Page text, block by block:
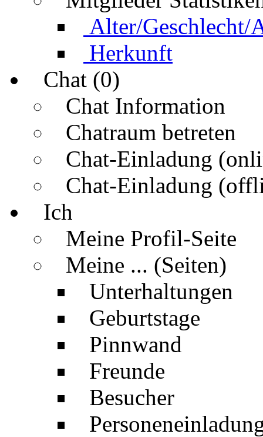
Alter/Geschlecht/
Herkunft
Chat (0)
Chat Information
Chatraum betreten
Chat-Einladung
Chat-Einladung
Ich
Meine Profil-Seite
Meine ... (Seiten)
Unterhaltungen
Geburtstage
Pinnwand
Freunde
Besucher